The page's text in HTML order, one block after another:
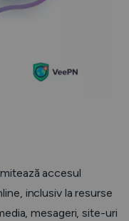
accesul
inclusiv la resurse
mesageri, site-uri